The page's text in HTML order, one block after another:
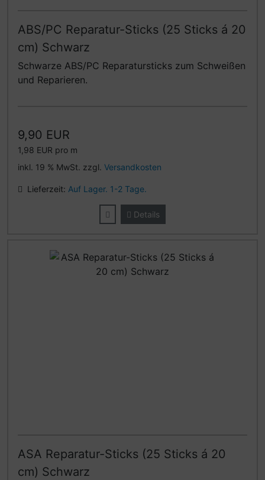
ABS/PC Reparatur-Sticks (25 Sticks á 20
cm) Schwarz
Schwarze ABS/PC Reparatursticks zum Schweißen
und Reparieren.
9,90 EUR
1,98 EUR pro m
inkl. 19 % MwSt. zzgl. Versandkosten
Lieferzeit: Auf Lager. 1-2 Tage.
Details
ASA Reparatur-Sticks (25 Sticks á 20
cm) Schwarz